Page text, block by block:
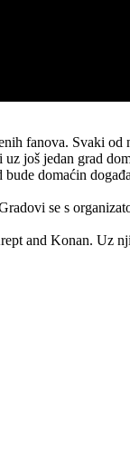
fanova. Svaki od
još jedan grad
domaćin
se s
and Konan. Uz